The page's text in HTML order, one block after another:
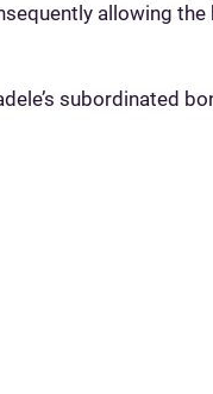
allowing the
subordinated